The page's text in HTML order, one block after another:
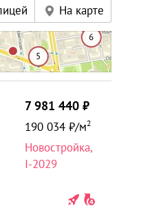
На карте
7 981 440
190 034 /м2
Новостройка,
I-2029